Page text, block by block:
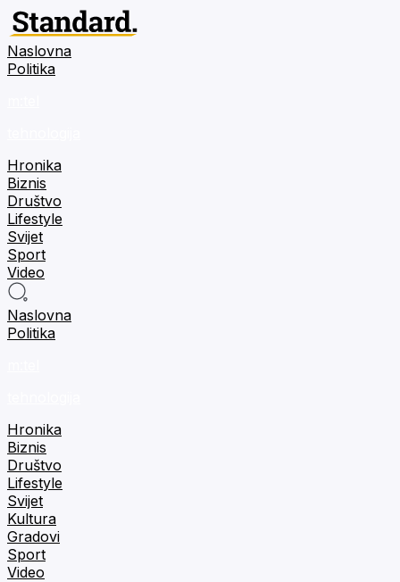
Naslovna
Politika
Hronika
Biznis
Društvo
Lifestyle
Svijet
Sport
Video
Naslovna
Politika
Hronika
Biznis
Društvo
Lifestyle
Svijet
Kultura
Gradovi
Sport
Video